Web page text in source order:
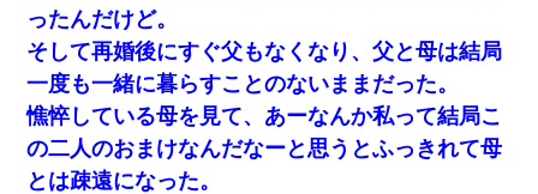
ったんだけど。
そして再婚後にすぐ父もなくなり、父と母は結局
一度も一緒に暮らすことのないままだった。
憔悴している母を見て、あーなんか私って結局こ
の二人のおまけなんだなーと思うとふっきれて母
とは疎遠になった。